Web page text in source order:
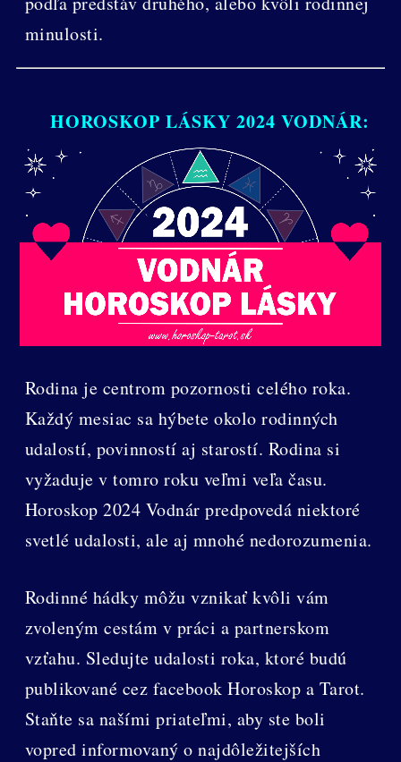
minulosti.
HOROSKOP LÁSKY 2024 VODNÁR:
Rodina je centrom pozornosti celého roka.
Každý mesiac sa hýbete okolo rodinných
udalostí, povinností aj starostí. Rodina si
vyžaduje v tomro roku veľmi veľa času.
Horoskop 2024 Vodnár predpovedá niektoré
svetlé udalosti, ale aj mnohé nedorozumenia.
Rodinné hádky môžu vznikať kvôli vám
zvoleným cestám v práci a partnerskom
vzťahu. Sledujte udalosti roka, ktoré budú
publikované cez facebook Horoskop a Tarot.
Staňte sa našími priateľmi, aby ste boli
vopred informovaný o najdôležitejších